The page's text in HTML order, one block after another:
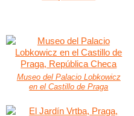
Museo del Palacio Lobkowicz
en el Castillo de Praga